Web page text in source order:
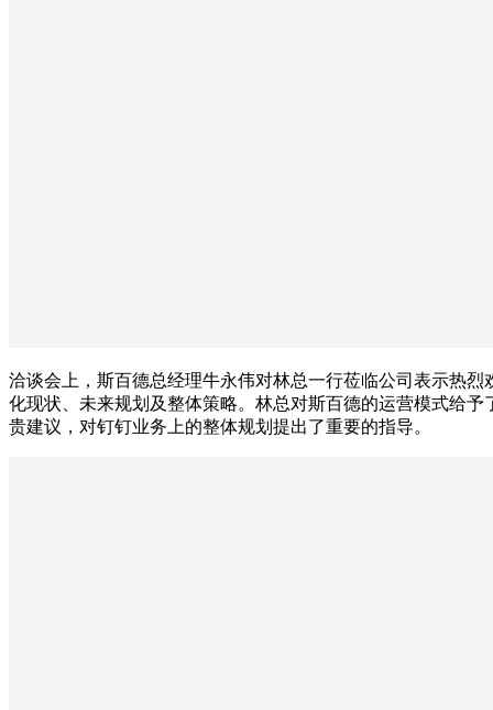
洽谈会上，斯百德总经理牛永伟对林总一行莅临公司表示热烈
化现状、未来规划及整体策略。林总对斯百德的运营模式给予
贵建议，对钉钉业务上的整体规划提出了重要的指导。